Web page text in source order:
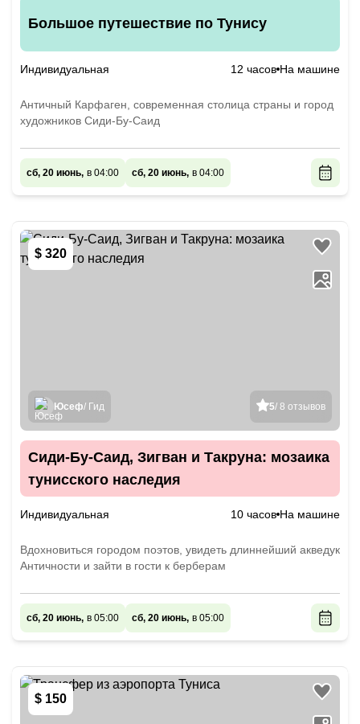
Большое путешествие по Тунису
Индивидуальная 12 часов На машине
Античный Карфаген, современная столица страны и город
художников Сиди-Бу-Саид
сб, 20 июнь, в 04:00 сб, 20 июнь, в 04:00
$ 320
5/ 8 отзывов
Юсеф/ Гид
Сиди-Бу-Саид, Зигван и Такруна: мозаика
тунисского наследия
Индивидуальная 10 часов На машине
Вдохновиться городом поэтов, увидеть длиннейший акведук
Античности и зайти в гости к берберам
сб, 20 июнь, в 05:00 сб, 20 июнь, в 05:00
$ 150